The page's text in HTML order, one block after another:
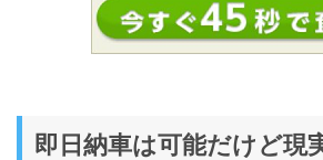
即日納車は可能だけど現